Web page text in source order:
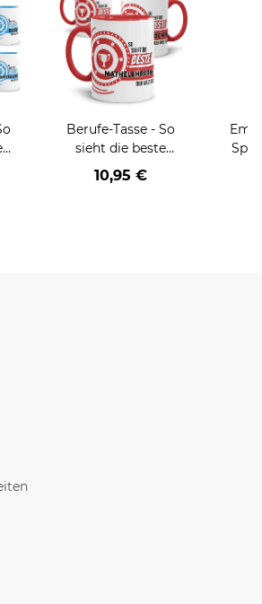
Berufe-Tasse - So
sieht die beste
BERUF aus -
verschiedene Berufe
10,95 €